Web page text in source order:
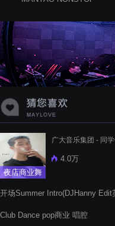
蝉爸爸妈妈爱存在夏天的
声音啊
夜店商业舞
广大音乐集团 - 同
4.0万
开场Summer Intro(DJHanny Edit
Club Dance pop商业 唱腔